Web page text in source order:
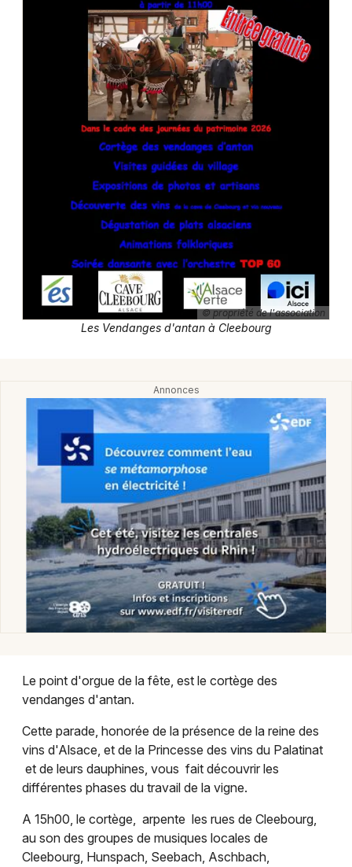
Sorties & loisirs
Journées du Patrimoine dans le Bas-Rhin
Journées du Patrimoine en Alsace
Journées du Patrimoine dans le Grand Est
Jeux concours
Newsletter des sorties
Artistes en tournée
Magazine à Wissembourg
Actus tourisme & loisirs
Restaurants
Mon email
Je m'abonne
© propriété de l'association
Les Vendanges d'antan à Cleebourg
Le point d'orgue de la fête, est le cortège des
vendanges d'antan.
Cette parade, honorée de la présence de la reine des
vins d'Alsace, et de la Princesse des vins du Palatinat
et de leurs dauphines, vous fait découvrir les
différentes phases du travail de la vigne.
A 15h00, le cortège, arpente les rues de Cleebourg,
au son des groupes de musiques locales de
Cleebourg, Hunspach, Seebach, Aschbach,